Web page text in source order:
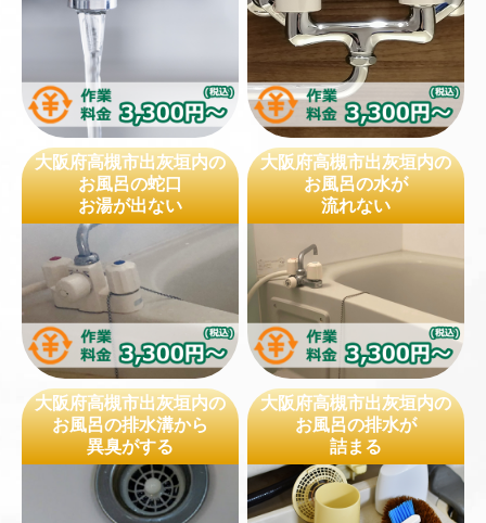
大阪府高槻市出灰垣内の
お風呂の蛇口
お湯が出ない
大阪府高槻市出灰垣内の
お風呂の水が
流れない
大阪府高槻市出灰垣内の
お風呂の排水溝から
異臭がする
大阪府高槻市出灰垣内の
お風呂の排水が
詰まる